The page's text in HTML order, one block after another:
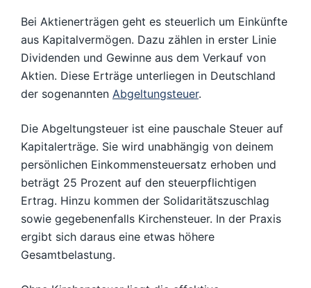
Bei Aktienerträgen geht es steuerlich um Einkünfte
aus Kapitalvermögen. Dazu zählen in erster Linie
Dividenden und Gewinne aus dem Verkauf von
Aktien. Diese Erträge unterliegen in Deutschland
der sogenannten Abgeltungsteuer.
Die Abgeltungsteuer ist eine pauschale Steuer auf
Kapitalerträge. Sie wird unabhängig von deinem
persönlichen Einkommensteuersatz erhoben und
beträgt 25 Prozent auf den steuerpflichtigen
Ertrag. Hinzu kommen der Solidaritätszuschlag
sowie gegebenenfalls Kirchensteuer. In der Praxis
ergibt sich daraus eine etwas höhere
Gesamtbelastung.